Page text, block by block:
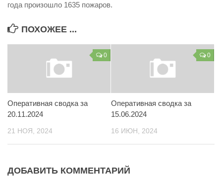
Конкурсы
Обращения
Вакансии
года произошло 1635 пожаров.
ПОХОЖЕЕ ...
0
Оперативная сводка за
20.11.2024
21 НОЯ, 2024
0
Оперативная сводка за
15.06.2024
16 ИЮН, 2024
ДОБАВИТЬ КОММЕНТАРИЙ